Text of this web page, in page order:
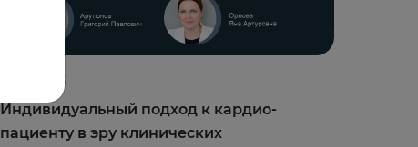
03.03.2025
Индивидуальный подход к кардио-
пациенту в эру клинических